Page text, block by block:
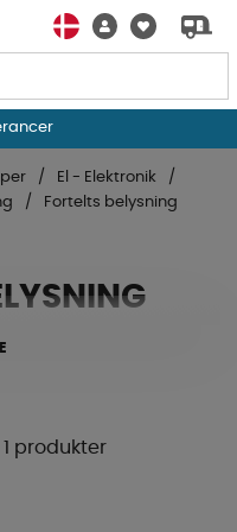
El - Elektronik
Fortelts belysning
1 produkter